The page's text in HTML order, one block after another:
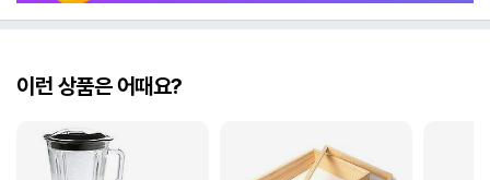
이런 상품은 어때요?